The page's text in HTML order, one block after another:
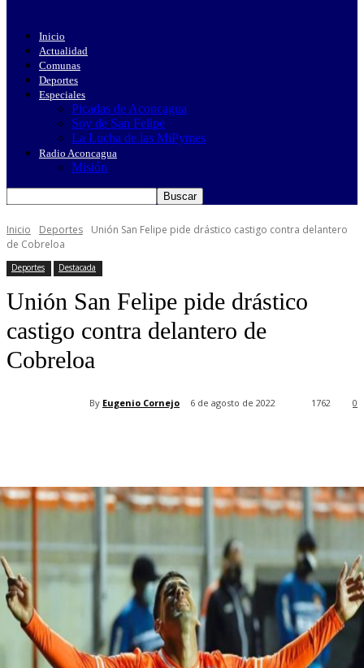
Inicio
Actualidad
Comunas
Deportes
Especiales
Picadas de Aconcagua
Soy de San Felipe
La Lucha de las MiPymes
Radio Aconcagua
Misión
Inicio Deportes
Unión San Felipe pide drástico castigo contra delantero
de Cobreloa
Deportes Destacada
Unión San Felipe pide drástico
castigo contra delantero de
Cobreloa
By Eugenio Cornejo 6 de agosto de 2022 0
1762